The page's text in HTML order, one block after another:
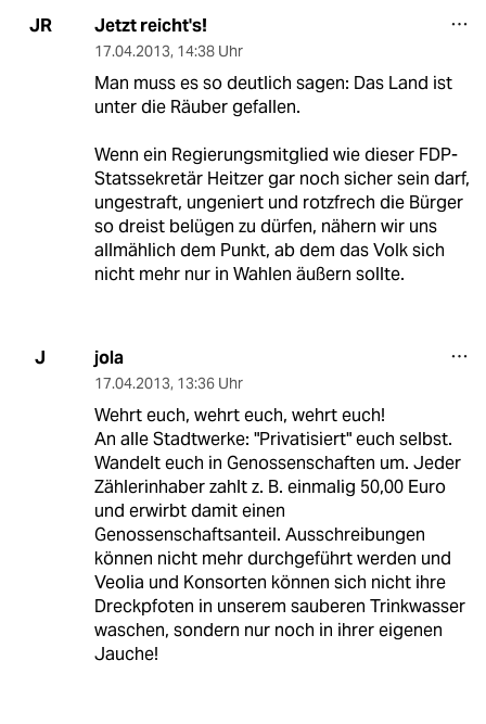
JR Jetzt reicht's!
17.04.2013, 14:38 Uhr
Man muss es so deutlich sagen: Das Land ist
unter die Räuber gefallen.
Wenn ein Regierungsmitglied wie dieser FDP-
Statssekretär Heitzer gar noch sicher sein darf,
ungestraft, ungeniert und rotzfrech die Bürger
so dreist belügen zu dürfen, nähern wir uns
allmählich dem Punkt, ab dem das Volk sich
nicht mehr nur in Wahlen äußern sollte.
J jola
17.04.2013, 13:36 Uhr
Wehrt euch, wehrt euch, wehrt euch!
An alle Stadtwerke: "Privatisiert" euch selbst.
Wandelt euch in Genossenschaften um. Jeder
Zählerinhaber zahlt z. B. einmalig 50,00 Euro
und erwirbt damit einen
Genossenschaftsanteil. Ausschreibungen
können nicht mehr durchgeführt werden und
Veolia und Konsorten können sich nicht ihre
Dreckpfoten in unserem sauberen Trinkwasser
waschen, sondern nur noch in ihrer eigenen
Jauche!